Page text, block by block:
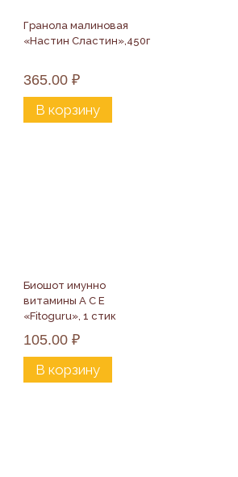
Гранола малиновая
«Настин Сластин»,450г
365.00 ₽
В корзину
Биошот имунно
витамины А С Е
«Fitoguru», 1 стик
105.00 ₽
В корзину